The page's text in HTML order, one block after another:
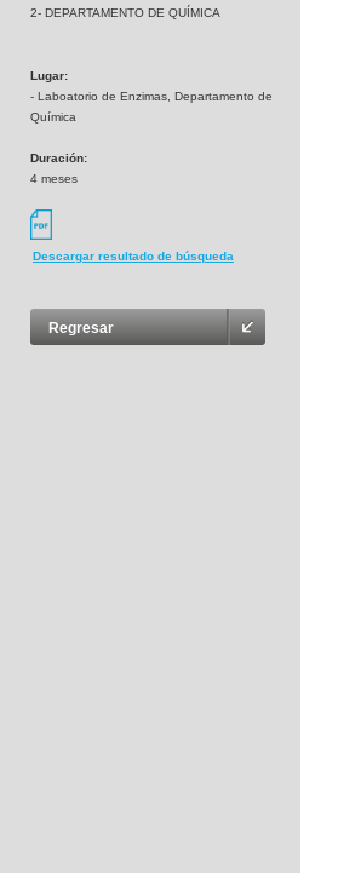
2- DEPARTAMENTO DE QUÍMICA
Lugar:
- Laboatorio de Enzimas, Departamento de
Química
Duración:
4 meses
Descargar resultado de búsqueda
Regresar